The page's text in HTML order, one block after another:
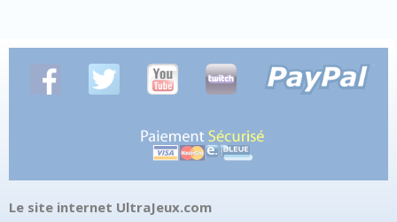
Le site internet UltraJeux.com